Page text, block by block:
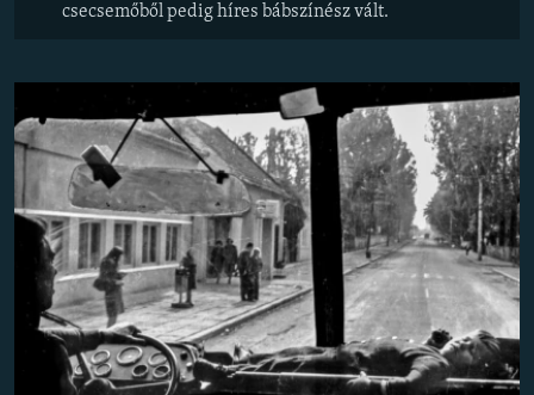
csecsemőből pedig híres bábszínész vált.